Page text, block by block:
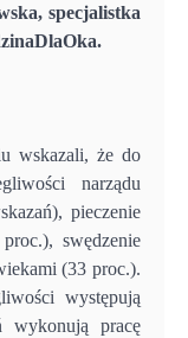
specjalistka
wskazali, że do
narządu
pieczenie
swędzenie
(33 proc.).
występują
pracę